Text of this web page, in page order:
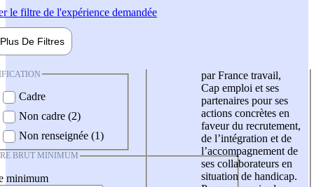
le filtre de l'expérience demandée
Plus De Filtres
Cadre
Non cadre (2)
Non renseignée (1)
BRUT MINIMUM
minimum
par France travail,
Cap emploi et ses
partenaires pour ses
actions concrètes en
faveur du recrutement,
de l’intégration et de
l’accompagnement de
ses collaborateurs en
situation de handicap.